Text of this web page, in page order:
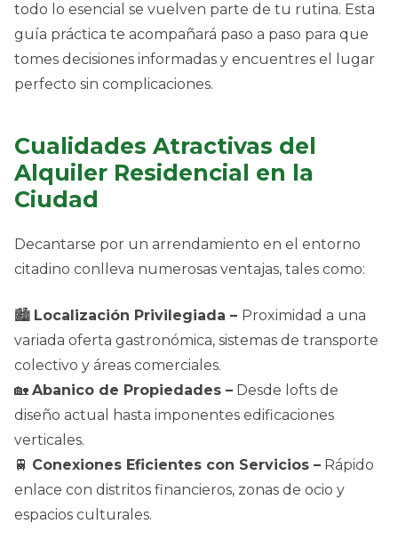
todo lo esencial se vuelven parte de tu rutina. Esta
guía práctica te acompañará paso a paso para que
tomes decisiones informadas y encuentres el lugar
perfecto sin complicaciones.
Cualidades Atractivas del
Alquiler Residencial en la
Ciudad
Decantarse por un arrendamiento en el entorno
citadino conlleva numerosas ventajas, tales como:
🏙️ Localización Privilegiada – Proximidad a una
variada oferta gastronómica, sistemas de transporte
colectivo y áreas comerciales.
🏡 Abanico de Propiedades – Desde lofts de
diseño actual hasta imponentes edificaciones
verticales.
🚆 Conexiones Eficientes con Servicios – Rápido
enlace con distritos financieros, zonas de ocio y
espacios culturales.